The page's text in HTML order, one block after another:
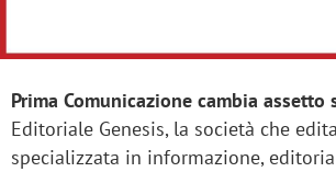
Prima Comunicazione cambia assetto
Editoriale Genesis, la società che
specializzata in informazione,